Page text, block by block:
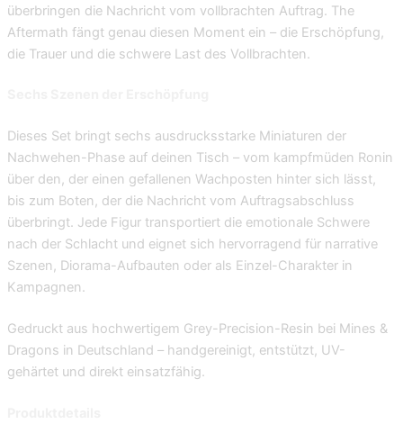
überbringen die Nachricht vom vollbrachten Auftrag. The
Aftermath fängt genau diesen Moment ein – die Erschöpfung,
die Trauer und die schwere Last des Vollbrachten.
Dieses Set bringt sechs ausdrucksstarke Miniaturen der
Nachwehen-Phase auf deinen Tisch – vom kampfmüden Ronin
über den, der einen gefallenen Wachposten hinter sich lässt,
bis zum Boten, der die Nachricht vom Auftragsabschluss
überbringt. Jede Figur transportiert die emotionale Schwere
nach der Schlacht und eignet sich hervorragend für narrative
Szenen, Diorama-Aufbauten oder als Einzel-Charakter in
Kampagnen.
Gedruckt aus hochwertigem Grey-Precision-Resin bei Mines &
Dragons in Deutschland – handgereinigt, entstützt, UV-
gehärtet und direkt einsatzfähig.